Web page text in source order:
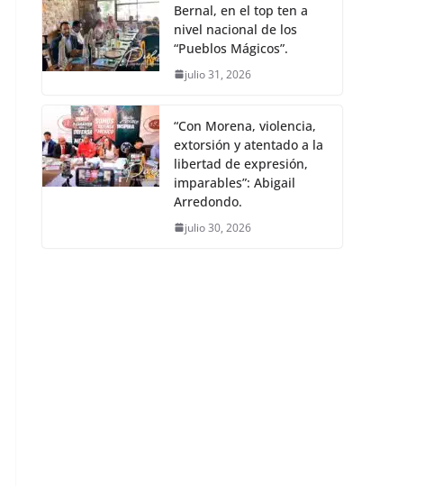
Bernal, en el top ten a
nivel nacional de los
“Pueblos Mágicos”.
julio 31, 2026
“Con Morena, violencia,
extorsión y atentado a la
libertad de expresión,
imparables”: Abigail
Arredondo.
julio 30, 2026